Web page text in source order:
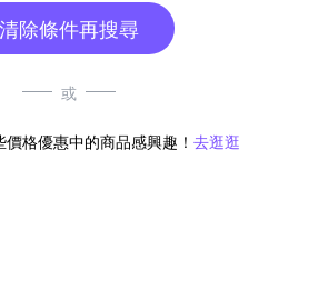
清除條件再搜尋
或
格優惠中的商品感興趣！ 去逛逛